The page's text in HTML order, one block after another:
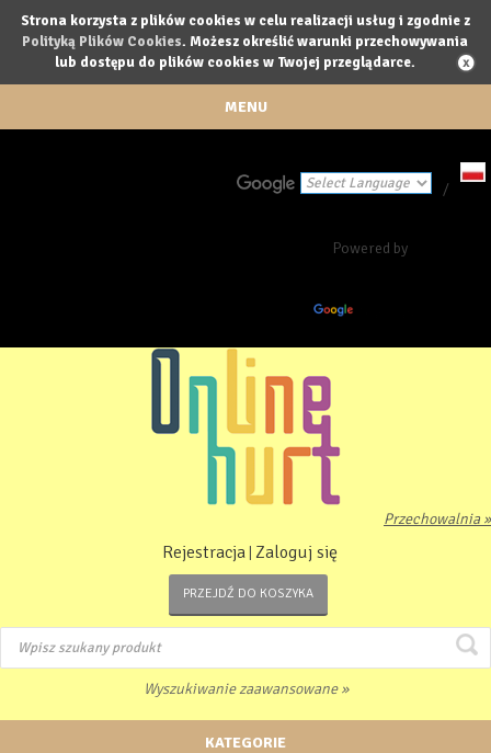
Strona korzysta z plików cookies w celu realizacji usług i zgodnie z
Polityką Plików Cookies. Możesz określić warunki przechowywania
lub dostępu do plików cookies w Twojej przeglądarce.
MENU
Powered by
/
Przechowalnia »
Rejestracja Zaloguj się
PRZEJDŹ DO KOSZYKA
Wyszukiwanie zaawansowane »
KATEGORIE